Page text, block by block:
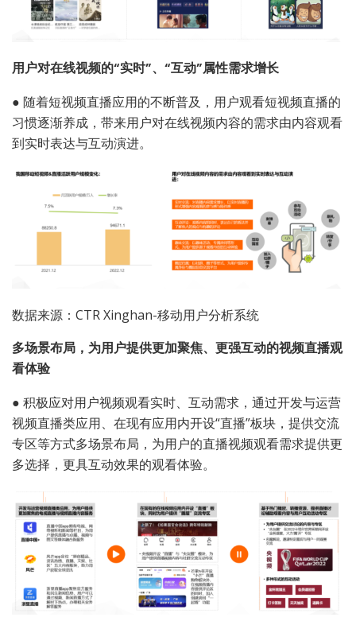
用户对在线视频的“实时”、“互动”属性需求增长
● 随着短视频直播应用的不断普及，用户观看短视频直播的
习惯逐渐养成，带来用户对在线视频内容的需求由内容观看
到实时表达与互动演进。
数据来源：CTR Xinghan-移动用户分析系统
多场景布局，为用户提供更加聚焦、更强互动的视频直播观
看体验
● 积极应对用户视频观看实时、互动需求，通过开发与运营
视频直播类应用、在现有应用内开设“直播”板块，提供交流
专区等方式多场景布局，为用户的直播视频观看需求提供更
多选择，更具互动效果的观看体验。